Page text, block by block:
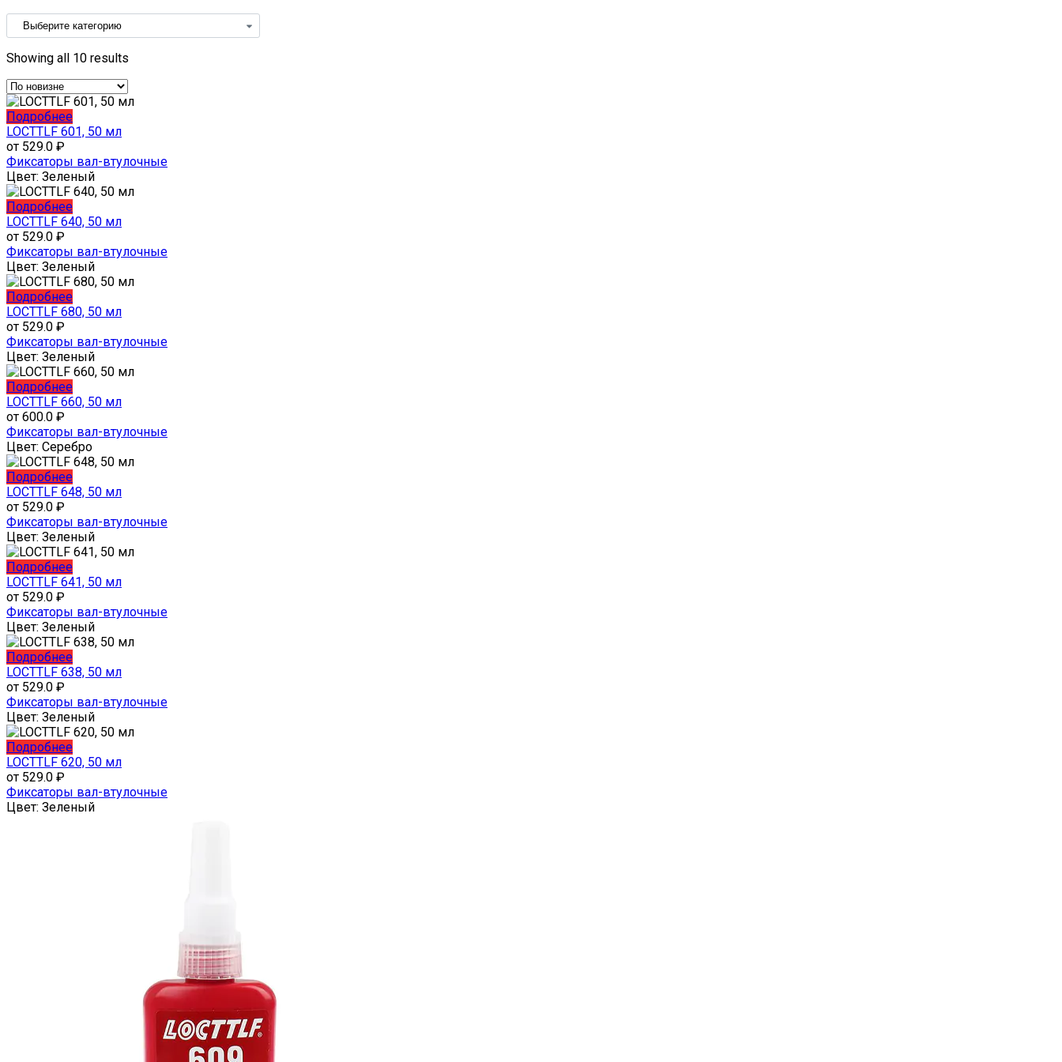
Showing all 10 results
ПодробнееЭтот
товар
несколько
вариаций.
Опции
можно
выбрать
странице
товара.
LOCTTLF 601, 50 мл
от 529.0 ₽
Фиксаторы вал-втулочные
Цвет: Зеленый
ПодробнееЭтот
товар
несколько
вариаций.
Опции
можно
выбрать
странице
товара.
LOCTTLF 640, 50 мл
от 529.0 ₽
Фиксаторы вал-втулочные
Цвет: Зеленый
ПодробнееЭтот
товар
несколько
вариаций.
Опции
можно
выбрать
странице
товара.
LOCTTLF 680, 50 мл
от 529.0 ₽
Фиксаторы вал-втулочные
Цвет: Зеленый
ПодробнееЭтот
товар
несколько
вариаций.
Опции
можно
выбрать
странице
товара.
LOCTTLF 660, 50 мл
от 600.0 ₽
Фиксаторы вал-втулочные
Цвет: Серебро
ПодробнееЭтот
товар
несколько
вариаций.
Опции
можно
выбрать
странице
товара.
LOCTTLF 648, 50 мл
от 529.0 ₽
Фиксаторы вал-втулочные
Цвет: Зеленый
ПодробнееЭтот
товар
несколько
вариаций.
Опции
можно
выбрать
странице
товара.
LOCTTLF 641, 50 мл
от 529.0 ₽
Фиксаторы вал-втулочные
Цвет: Зеленый
ПодробнееЭтот
товар
несколько
вариаций.
Опции
можно
выбрать
странице
товара.
LOCTTLF 638, 50 мл
от 529.0 ₽
Фиксаторы вал-втулочные
Цвет: Зеленый
ПодробнееЭтот
товар
несколько
вариаций.
LOCTTLF 620, 50 мл
от 529.0 ₽
Фиксаторы вал-втулочные
Цвет: Зеленый